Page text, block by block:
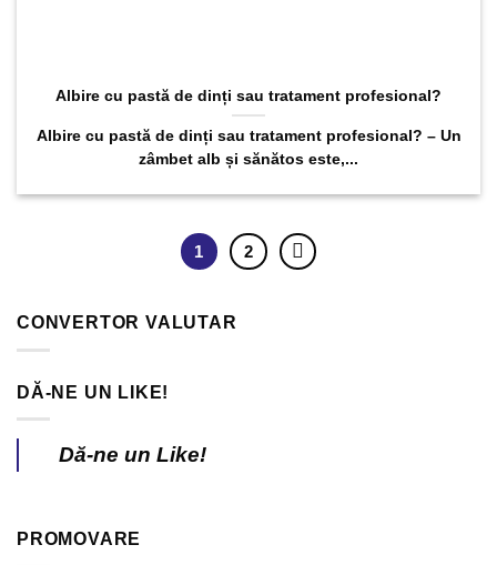
Albire cu pastă de dinți sau tratament profesional?
Albire cu pastă de dinți sau tratament profesional? – Un
zâmbet alb și sănătos este,...
1 2
CONVERTOR VALUTAR
DĂ-NE UN LIKE!
Dă-ne un Like!
PROMOVARE